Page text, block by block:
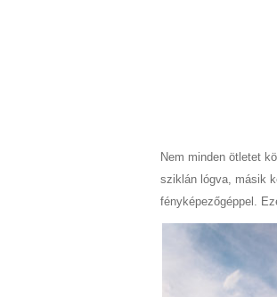
Nem minden ötletet
sziklán lógva, másik
fényképezőgéppel.